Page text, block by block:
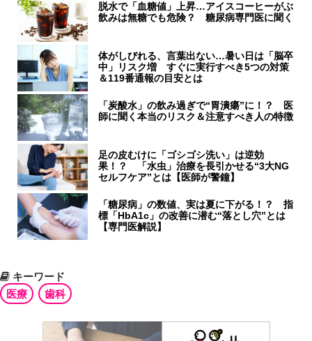
脱水で「血糖値」上昇…アイスコーヒーがぶ
飲みは無糖でも危険？ 糖尿病専門医に聞く
体がしびれる、言葉出ない…暑い日は「脳卒
中」リスク増 すぐに実行すべき5つの対策
＆119番通報の目安とは
「炭酸水」の飲み過ぎで“胃潰瘍”に！？ 医
師に聞く本当のリスク＆注意すべき人の特徴
足の皮むけに「ゴシゴシ洗い」は逆効
果！？ 「水虫」治療を長引かせる“3大NG
セルフケア”とは【医師が警鐘】
「糖尿病」の数値、実は夏に下がる！？ 指
標「HbA1c」の改善に潜む“落とし穴”とは
【専門医解説】
キーワード
医療
歯科